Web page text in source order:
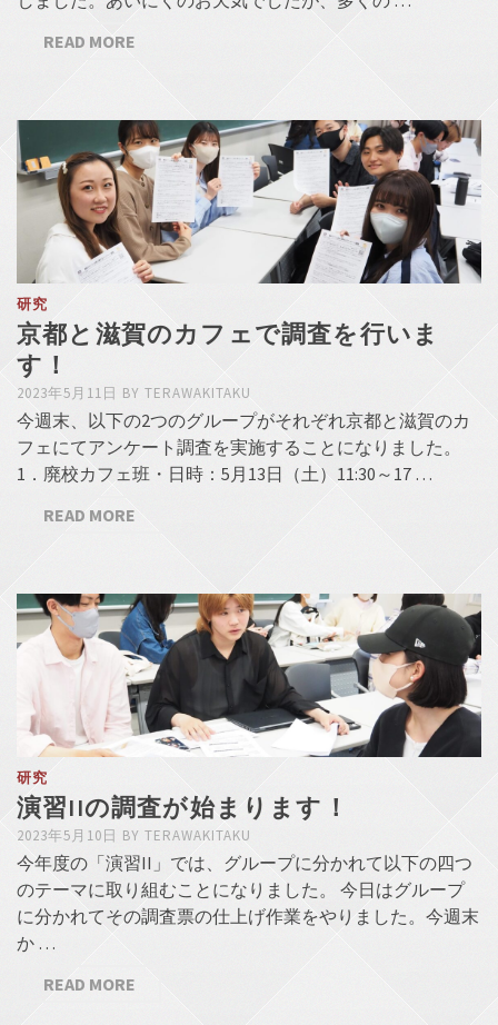
READ MORE
研究
京都と滋賀のカフェで調査を行いま
す！
2023年5月11日 BY TERAWAKITAKU
今週末、以下の2つのグループがそれぞれ京都と滋賀のカ
フェにてアンケート調査を実施することになりました。
1．廃校カフェ班・日時：5月13日（土）11:30～17 …
READ MORE
研究
演習IIの調査が始まります！
2023年5月10日 BY TERAWAKITAKU
今年度の「演習II」では、グループに分かれて以下の四つ
のテーマに取り組むことになりました。 今日はグループ
に分かれてその調査票の仕上げ作業をやりました。今週末
か …
READ MORE